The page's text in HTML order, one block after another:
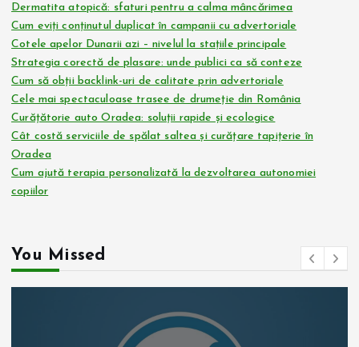
Dermatita atopică: sfaturi pentru a calma mâncărimea
Cum eviți conținutul duplicat în campanii cu advertoriale
Cotele apelor Dunarii azi – nivelul la stațiile principale
Strategia corectă de plasare: unde publici ca să conteze
Cum să obții backlink-uri de calitate prin advertoriale
Cele mai spectaculoase trasee de drumeție din România
Curățătorie auto Oradea: soluții rapide și ecologice
Cât costă serviciile de spălat saltea și curățare tapițerie în
Oradea
Cum ajută terapia personalizată la dezvoltarea autonomiei
copiilor
You Missed